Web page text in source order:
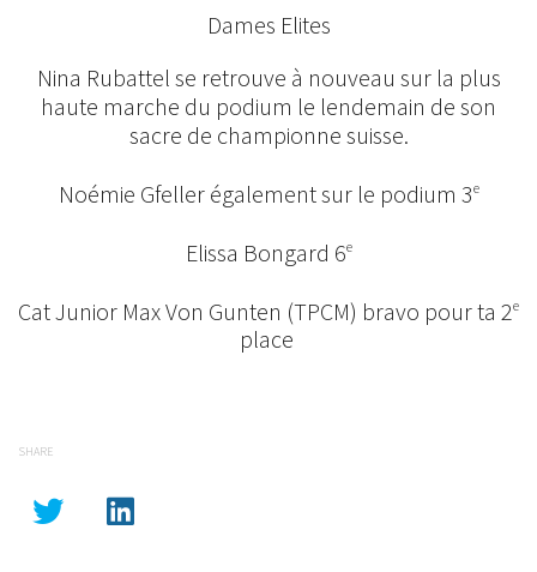
Dames Elites
Nina Rubattel se retrouve à nouveau sur la plus
haute marche du podium le lendemain de son
sacre de championne suisse.
Noémie Gfeller également sur le podium 3e
Elissa Bongard 6e
Cat Junior Max Von Gunten (TPCM) bravo pour ta 2e
place
SHARE